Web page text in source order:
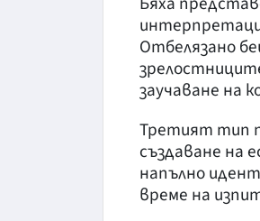
Отбелязано
заучаване на
Третият тип
създаване на
напълно
време на